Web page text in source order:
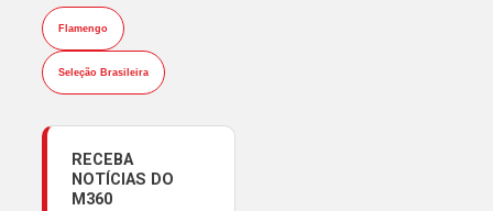
Flamengo
Seleção Brasileira
RECEBA
NOTÍCIAS DO
M360